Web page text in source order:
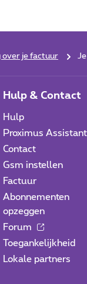
over je factuur
Hulp & Contact
Hulp
Proximus Assistant
Contact
Gsm instellen
Factuur
Abonnementen
opzeggen
Forum
Toegankelijkheid
Lokale partners